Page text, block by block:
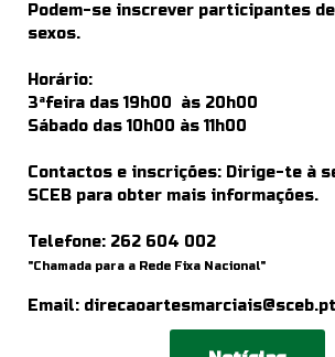
Podem-se inscrever participantes
sexos.
Horário:
3ªfeira das 19h00 às 20h00
Sábado das 10h00 às 11h00
Contactos e inscrições: Dirige-te à
SCEB para obter mais informações.
Telefone: 262 604 002
"Chamada para a Rede Fixa Nacional"
Email: direcaoartesmarciais@sceb.pt